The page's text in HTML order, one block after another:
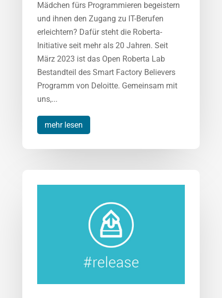
Mädchen fürs Programmieren begeistern
und ihnen den Zugang zu IT-Berufen
erleichtern? Dafür steht die Roberta-
Initiative seit mehr als 20 Jahren. Seit
März 2023 ist das Open Roberta Lab
Bestandteil des Smart Factory Believers
Programm von Deloitte. Gemeinsam mit
uns,...
mehr lesen